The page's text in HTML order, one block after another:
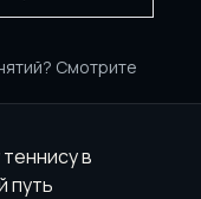
Смотрите
в
путь